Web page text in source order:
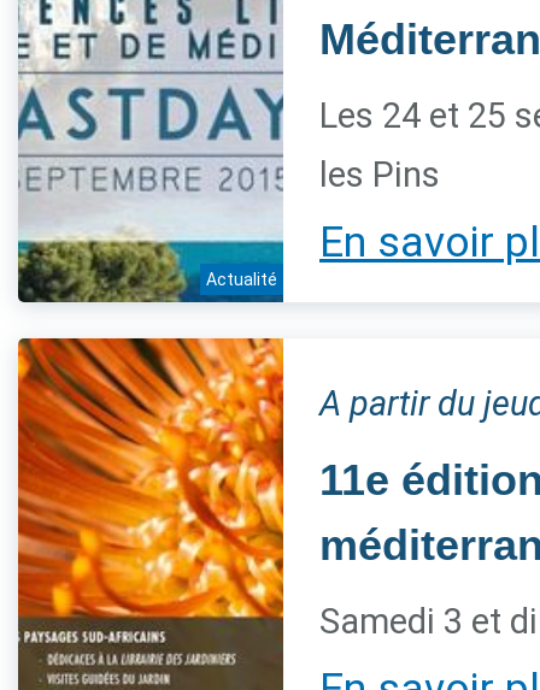
Actualité
Les 24 et 25
les Pins
En savoir
A partir du
11e
Samedi 3 et